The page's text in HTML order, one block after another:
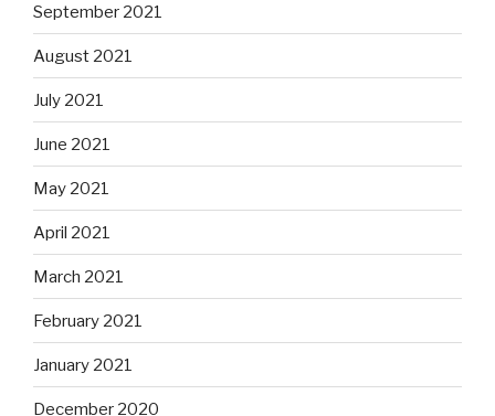
September 2021
August 2021
July 2021
June 2021
May 2021
April 2021
March 2021
February 2021
January 2021
December 2020